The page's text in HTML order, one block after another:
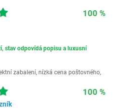
100 %
stav odpovídá popisu a luxusní
zabalení, nízká cena poštovného,
100 %